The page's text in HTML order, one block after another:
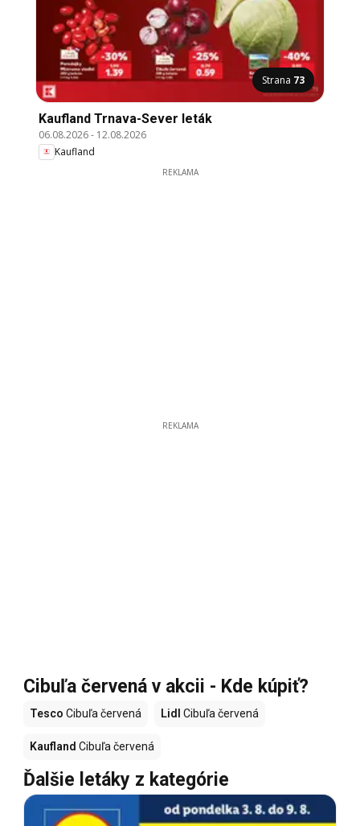
Strana 73
Kaufland Trnava-Sever leták
06.08.2026- 12.08.2026
Kaufland
REKLAMA
REKLAMA
Cibuľa červená v akcii - Kde kúpiť?
Tesco Cibuľa červená Lidl Cibuľa červená
Kaufland Cibuľa červená
Ďalšie letáky z kategórie